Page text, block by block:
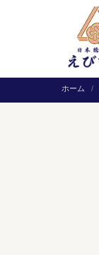
ホーム